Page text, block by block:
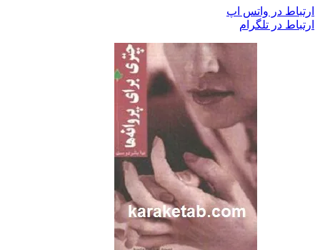
ارتباط در واتس اپ
ارتباط در تلگرام